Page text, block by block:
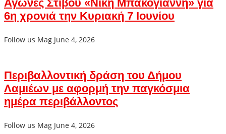
Αγώνες Στίβου «Νίκη Μπακογιάννη» για
6η χρονιά την Κυριακή 7 Ιουνίου
Follow us Mag June 4, 2026
Περιβαλλοντική δράση του Δήμου
Λαμιέων με αφορμή την παγκόσμια
ημέρα περιβάλλοντος
Follow us Mag June 4, 2026